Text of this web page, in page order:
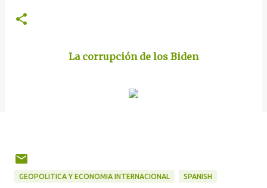
La corrupción de los Biden
GEOPOLITICA Y ECONOMIA INTERNACIONAL SPANISH